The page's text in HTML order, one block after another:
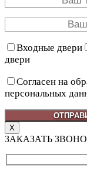
Входные двери
двери
Согласен на
персональных
X
ЗАКАЗАТЬ